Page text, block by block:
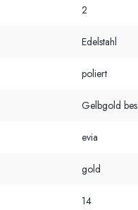
2
Edelstahl
poliert
Gelbgold
evia
gold
14